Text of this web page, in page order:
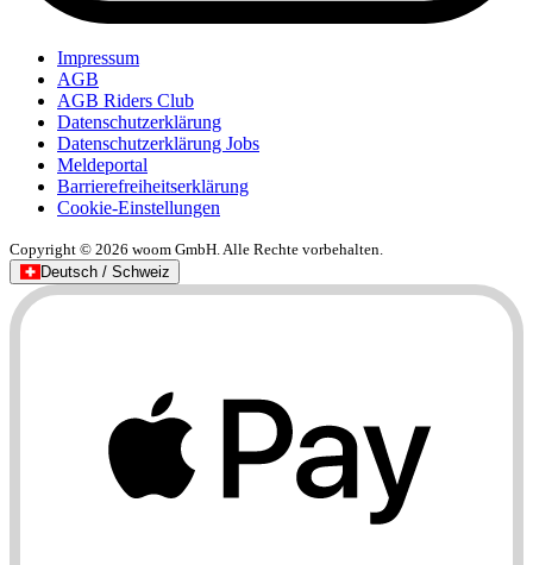
Impressum
AGB
AGB Riders Club
Datenschutzerklärung
Datenschutzerklärung Jobs
Meldeportal
Barrierefreiheitserklärung
Cookie-Einstellungen
Copyright © 2026 woom GmbH. Alle Rechte vorbehalten.
Deutsch / Schweiz